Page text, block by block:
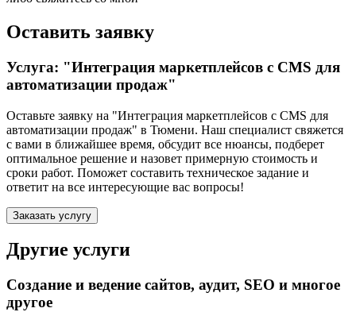
Оставить заявку
Услуга: "Интеграция маркетплейсов с CMS для
автоматизации продаж"
Оставьте заявку на "Интеграция маркетплейсов с CMS для
автоматизации продаж" в Тюмени. Наш специалист свяжется
с вами в ближайшее время, обсудит все нюансы, подберет
оптимальное решение и назовет примерную стоимость и
сроки работ. Поможет составить техническое задание и
ответит на все интересующие вас вопросы!
Заказать услугу
Другие услуги
Создание и ведение сайтов, аудит, SEO и многое
другое